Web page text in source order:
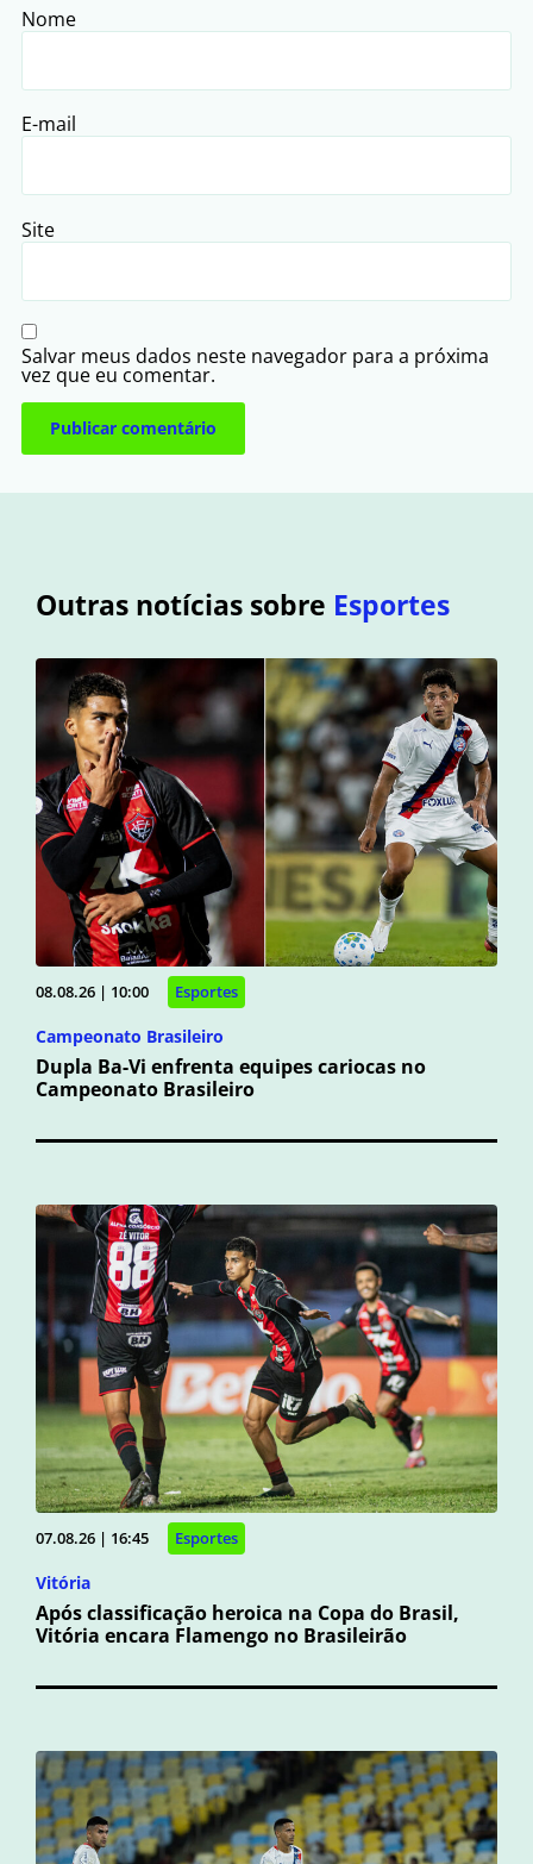
Nome
E-mail
Site
Salvar meus dados neste navegador para a próxima
vez que eu comentar.
Outras notícias sobre Esportes
08.08.26 | 10:00 Esportes
Campeonato Brasileiro
Dupla Ba-Vi enfrenta equipes cariocas no
Campeonato Brasileiro
07.08.26 | 16:45 Esportes
Vitória
Após classificação heroica na Copa do Brasil,
Vitória encara Flamengo no Brasileirão